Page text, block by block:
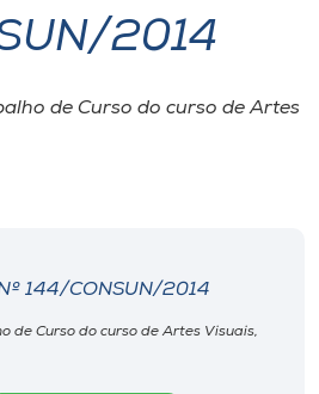
2014
de Curso do curso de Artes
144/CONSUN/2014
de Curso do curso de Artes Visuais,